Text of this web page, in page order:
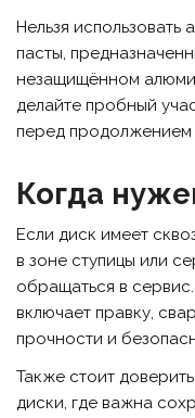
Нельзя
пасты,
незащищённом
делайте пробный
перед продолжением
Когда
Если диск имеет
в зоне ступицы или
обращаться в
включает правку,
прочности и
Также стоит
диски, где важна